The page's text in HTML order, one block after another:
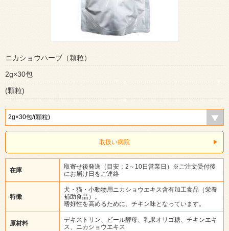
ニカショウハーブ（顆粒）
2g×30包
(顆粒)
取扱い病院
在庫
取寄せ後発送（目安：2～10日営業日）※ご注文受付後
にお届け日をご連絡
特徴
犬・猫・小動物用ニカショウエキス含有加工食品（栄養
補助食品）。
嗜好性を高めるために、チキン味となっています。
原材料
デキストリン、ビール酵母、乳果オリゴ糖、チキンエキ
ス、ニカショウエキス